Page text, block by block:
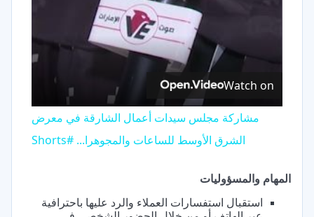
Watch on
مشاركة مجلس سيدات أعمال الشارقة في معرض
الشرق الأوسط للساعات والمجوهرا... #Shorts
المهام والمسؤوليات
استقبال استفسارات العملاء والرد عليها باحترافية